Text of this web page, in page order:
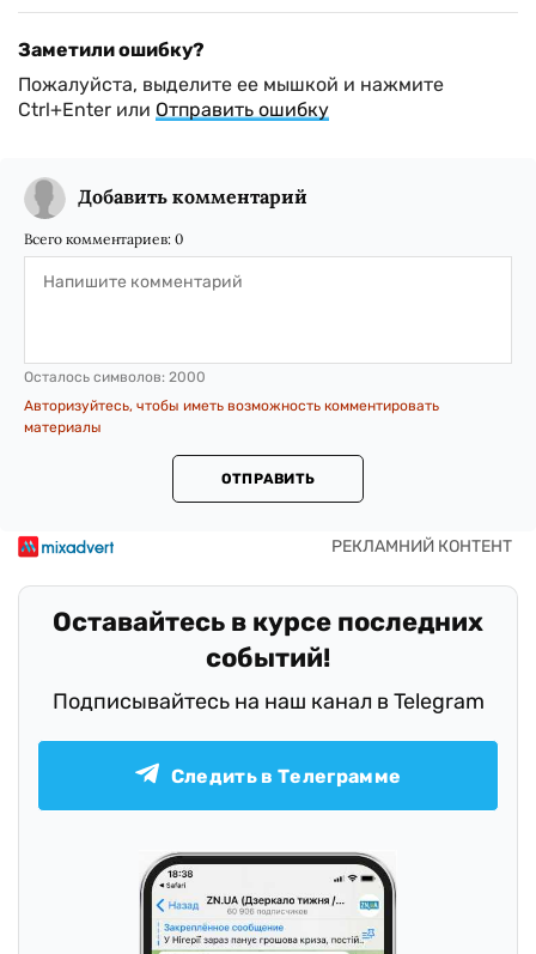
Заметили ошибку?
Пожалуйста, выделите ее мышкой и нажмите
Ctrl+Enter или Отправить ошибку
Добавить комментарий
Всего комментариев: 0
Осталось символов: 2000
Авторизуйтесь, чтобы иметь возможность комментировать
материалы
ОТПРАВИТЬ
Оставайтесь в курсе последних
событий!
Подписывайтесь на наш канал в Telegram
Следить в Телеграмме